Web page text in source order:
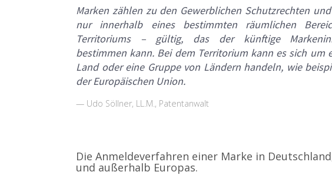
Marken zählen zu den Gewerblichen Schutzrechten
nur innerhalb eines bestimmten räumlichen
Territoriums – gültig, das der künftige
bestimmen kann. Bei dem Territorium kann es sich um
Land oder eine Gruppe von Ländern handeln, wie
der Europäischen Union.
Udo Söllner, LL.M., Patentanwalt
Die Anmeldeverfahren einer Marke in
und außerhalb Europas.